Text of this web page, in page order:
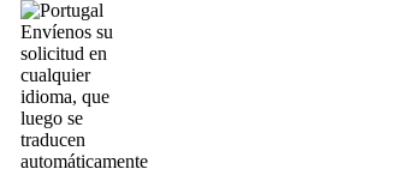
Envíenos su
solicitud en
cualquier
idioma, que
luego se
traducen
automáticamente